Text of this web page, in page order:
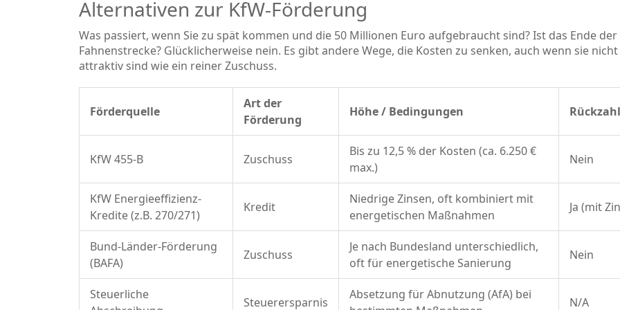
Alternativen zur KfW-Förderung
Was passiert, wenn Sie zu spät kommen und die 50 Millionen Euro aufgebraucht sind? Ist das Ende der
Fahnenstrecke? Glücklicherweise nein. Es gibt andere Wege, die Kosten zu senken, auch wenn sie nicht
attraktiv sind wie ein reiner Zuschuss.
Förderquelle
Art der
Förderung
Höhe / Bedingungen
KfW 455-B Zuschuss
Bis zu 12,5 % der Kosten (ca. 6.250 €
max.)
Nein
KfW Energieeffizienz-
Kredite (z.B. 270/271)
Kredit
Niedrige Zinsen, oft kombiniert mit
energetischen Maßnahmen
Ja (mit
Bund-Länder-Förderung
(BAFA)
Zuschuss
Je nach Bundesland unterschiedlich,
oft für energetische Sanierung
Nein
Steuerliche
Steuerersparnis
Absetzung für Abnutzung (AfA) bei
N/A